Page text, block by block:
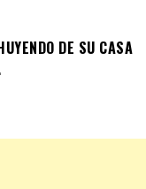
DE SU CASA